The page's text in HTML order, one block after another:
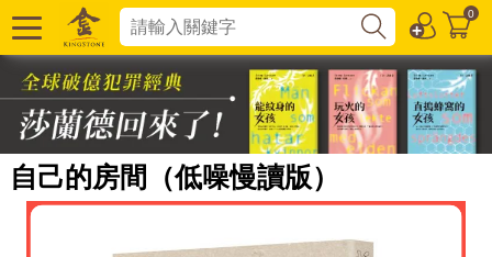
0
自己的房間（低噪慢讀版）